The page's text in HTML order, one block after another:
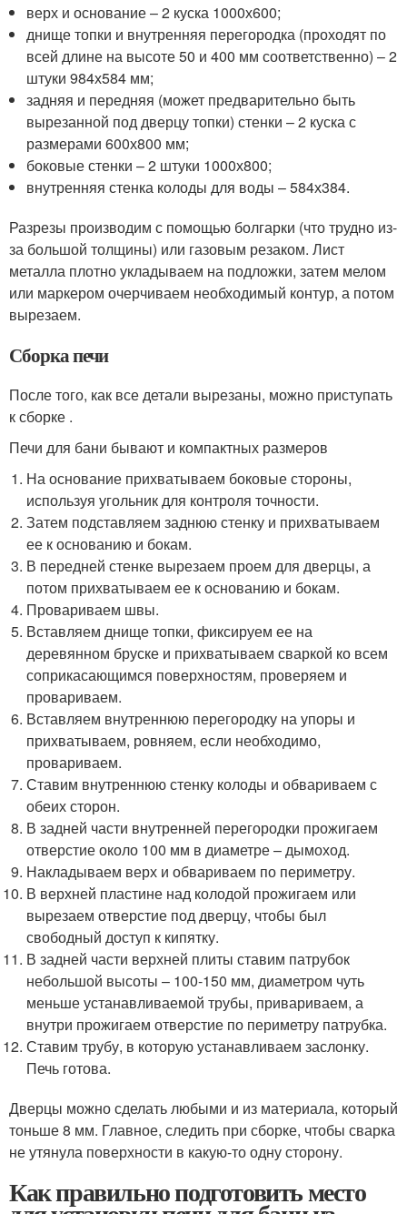
верх и основание – 2 куска 1000х600;
днище топки и внутренняя перегородка (проходят по
всей длине на высоте 50 и 400 мм соответственно) – 2
штуки 984х584 мм;
задняя и передняя (может предварительно быть
вырезанной под дверцу топки) стенки – 2 куска с
размерами 600х800 мм;
боковые стенки – 2 штуки 1000х800;
внутренняя стенка колоды для воды – 584х384.
Разрезы производим с помощью болгарки (что трудно из-
за большой толщины) или газовым резаком. Лист
металла плотно укладываем на подложки, затем мелом
или маркером очерчиваем необходимый контур, а потом
вырезаем.
Сборка печи
После того, как все детали вырезаны, можно приступать
к сборке .
Печи для бани бывают и компактных размеров
На основание прихватываем боковые стороны,
используя угольник для контроля точности.
Затем подставляем заднюю стенку и прихватываем
ее к основанию и бокам.
В передней стенке вырезаем проем для дверцы, а
потом прихватываем ее к основанию и бокам.
Провариваем швы.
Вставляем днище топки, фиксируем ее на
деревянном бруске и прихватываем сваркой ко всем
соприкасающимся поверхностям, проверяем и
провариваем.
Вставляем внутреннюю перегородку на упоры и
прихватываем, ровняем, если необходимо,
провариваем.
Ставим внутреннюю стенку колоды и обвариваем с
обеих сторон.
В задней части внутренней перегородки прожигаем
отверстие около 100 мм в диаметре – дымоход.
Накладываем верх и обвариваем по периметру.
В верхней пластине над колодой прожигаем или
вырезаем отверстие под дверцу, чтобы был
свободный доступ к кипятку.
В задней части верхней плиты ставим патрубок
небольшой высоты – 100-150 мм, диаметром чуть
меньше устанавливаемой трубы, привариваем, а
внутри прожигаем отверстие по периметру патрубка.
Ставим трубу, в которую устанавливаем заслонку.
Печь готова.
Дверцы можно сделать любыми и из материала, который
тоньше 8 мм. Главное, следить при сборке, чтобы сварка
не утянула поверхности в какую-то одну сторону.
Как правильно подготовить место